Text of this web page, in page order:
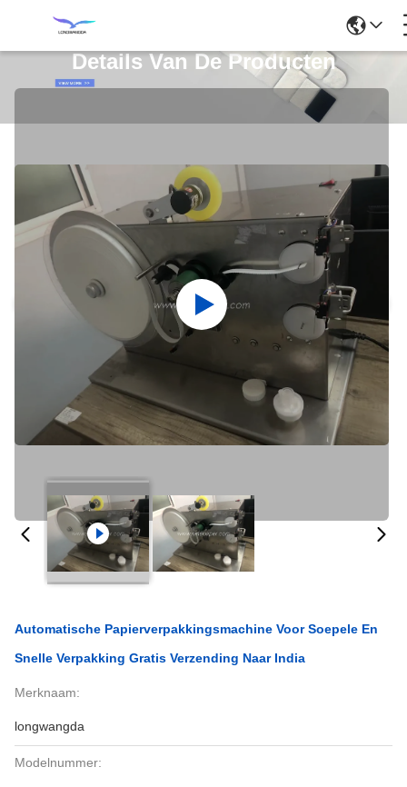
Details Van De Producten
Automatische Papierverpakkingsmachine Voor Soepele En
Snelle Verpakking Gratis Verzending Naar India
Merknaam:
longwangda
Modelnummer: